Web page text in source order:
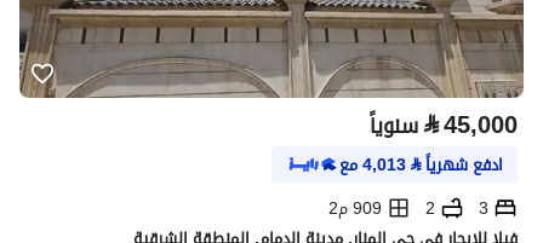
⃁45,000 سنوياً
ادفع شهرياً⃁
4,013مع
3
2
909 م2